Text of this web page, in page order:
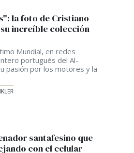
la foto de Cristiano
increíble colección
Mundial, en redes
portugués del Al-
pasión por los motores y la
santafesino que
con el celular
se viralizó el video de un